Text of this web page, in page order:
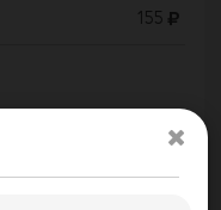
155